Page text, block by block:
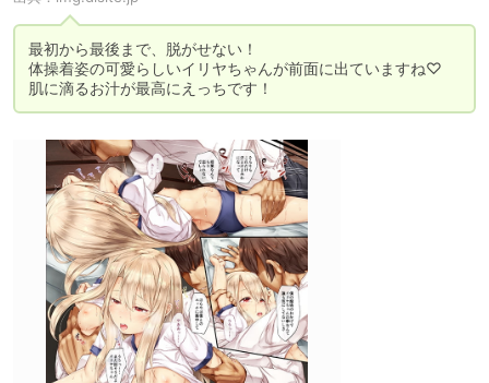
最初から最後まで、脱がせない！
体操着姿の可愛らしいイリヤちゃんが前面に出ていますね♡
肌に滴るお汁が最高にえっちです！